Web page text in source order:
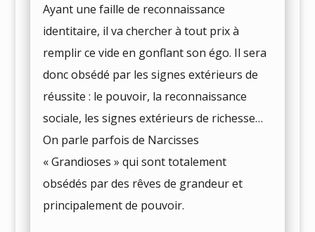
Ayant une faille de reconnaissance
identitaire, il va chercher à tout prix à
remplir ce vide en gonflant son égo. Il sera
donc obsédé par les signes extérieurs de
réussite : le pouvoir, la reconnaissance
sociale, les signes extérieurs de richesse…
On parle parfois de Narcisses
« Grandioses » qui sont totalement
obsédés par des rêves de grandeur et
principalement de pouvoir.